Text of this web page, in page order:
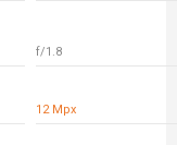
f/1.8
12 Mpx